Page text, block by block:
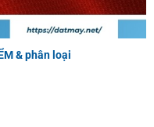
& phân loại